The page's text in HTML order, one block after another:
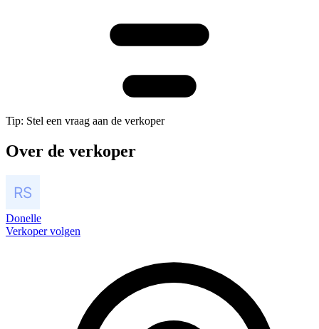
Tip: Stel een vraag aan de verkoper
Over de verkoper
Donelle
Verkoper volgen